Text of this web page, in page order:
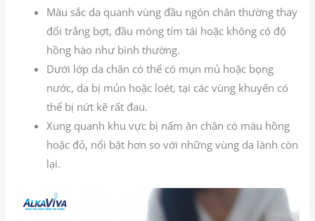
Màu sắc da quanh vùng đầu ngón chân thường thay
đổi trắng bợt, đầu móng tím tái hoặc không có độ
hồng hào như bình thường.
Dưới lớp da chân có thể có mụn mủ hoặc bọng
nước, da bị mủn hoặc loét, tại các vùng khuyến có
thể bị nứt kẽ rất đau.
Xung quanh khu vực bị nấm ăn chân có màu hồng
hoặc đỏ, nổi bật hơn so với những vùng da lành còn
lại.